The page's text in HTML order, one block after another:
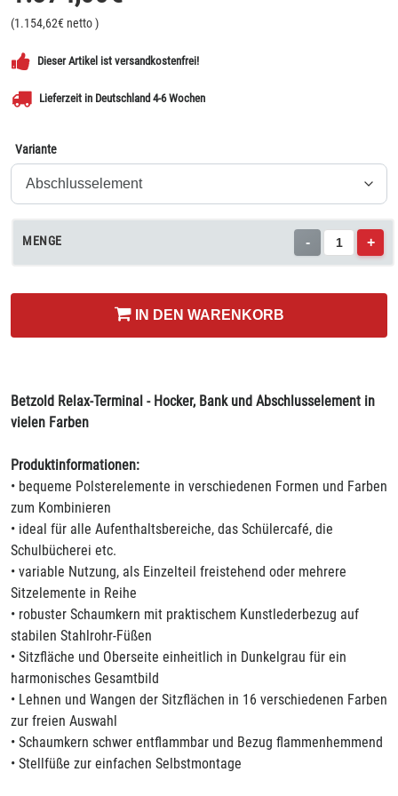
(1.154,62€ netto)
Dieser Artikel ist versandkostenfrei!
Lieferzeit in Deutschland 4-6 Wochen
Variante
MENGE - +
IN DEN WARENKORB
Betzold Relax-Terminal - Hocker, Bank und Abschlusselement in
vielen Farben
Produktinformationen:
• bequeme Polsterelemente in verschiedenen Formen und Farben
zum Kombinieren
• ideal für alle Aufenthaltsbereiche, das Schülercafé, die
Schulbücherei etc.
• variable Nutzung, als Einzelteil freistehend oder mehrere
Sitzelemente in Reihe
• robuster Schaumkern mit praktischem Kunstlederbezug auf
stabilen Stahlrohr-Füßen
• Sitzfläche und Oberseite einheitlich in Dunkelgrau für ein
harmonisches Gesamtbild
• Lehnen und Wangen der Sitzflächen in 16 verschiedenen Farben
zur freien Auswahl
• Schaumkern schwer entflammbar und Bezug flammenhemmend
• Stellfüße zur einfachen Selbstmontage